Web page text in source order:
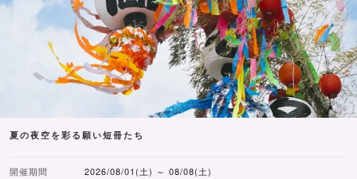
夏の夜空を彩る願い短冊たち
開催期間 2026/08/01(土) ～ 08/08(土)